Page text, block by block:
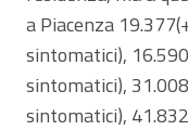
a Piacenza
sintomatici),
sintomatici),
sintomatici),